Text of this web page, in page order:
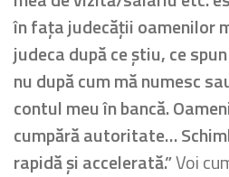
în fața judecății oamenilor
judeca după ce știu, ce
nu după cum mă numesc
contul meu în bancă.
cumpără autoritate…
rapidă și accelerată.”Voi